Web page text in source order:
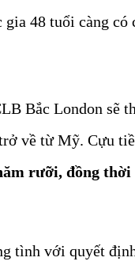
48 tuổi càng có
Bắc London sẽ
về từ Mỹ. Cựu
rưỡi, đồng
tình với quyết